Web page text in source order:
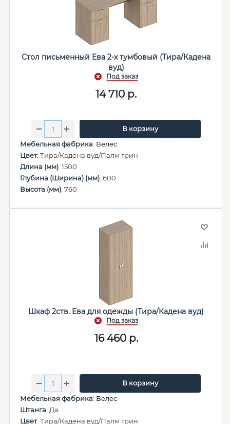
Стол письменный Ева 2-х тумбовый (Тира/Кадена
вуд)
14 710 р.
В корзину
Мебельная фабрика: Велес
Цвет: Тира/Кадена вуд/Палм грин
Длина (мм): 1500
Глубина (Ширина) (мм): 600
Высота (мм): 760
Шкаф 2ств. Ева для одежды (Тира/Кадена вуд)
16 460р.
В корзину
Мебельная фабрика: Велес
Штанга: Да
Цвет: Тира/Кадена вуд/Палм грин